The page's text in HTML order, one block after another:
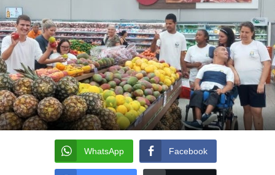
WhatsApp Facebook